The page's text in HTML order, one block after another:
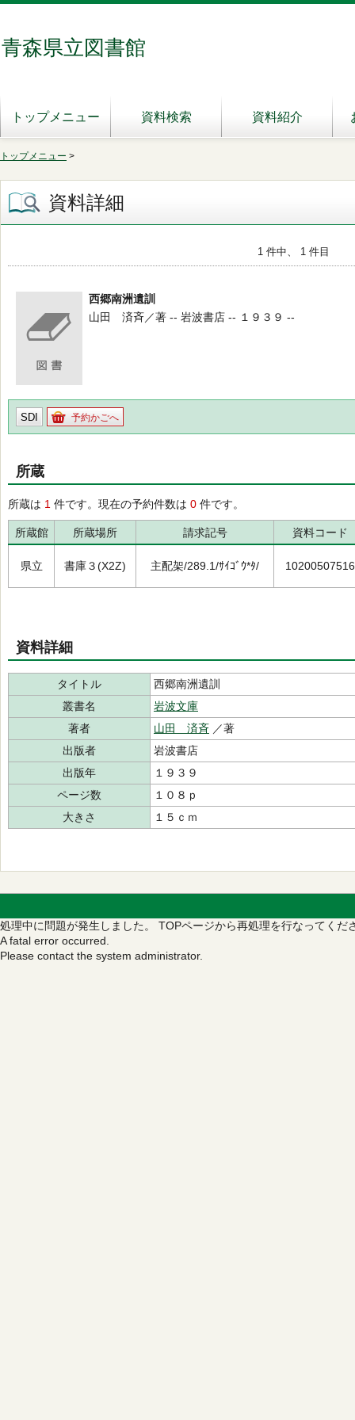
青森県立図書館
トップメニュー 資料検索 資料紹介
トップメニュー >
資料詳細
1 件中、 1 件目
西郷南洲遺訓
山田 済斉／著 -- 岩波書店 -- １９３９ --
SDI 予約かごへ
所蔵
所蔵は 1 件です。現在の予約件数は 0 件です。
所蔵館 所蔵場所 請求記号 資料コード
県立 書庫３(X2Z) 主配架/289.1/ｻｲｺﾞｳ*ﾀ/ 10200507516
資料詳細
タイトル
西郷南洲遺訓
叢書名
岩波文庫
著者
山田 済斉 ／著
出版者
岩波書店
出版年
１９３９
ページ数
１０８ｐ
大きさ
１５ｃｍ
処理中に問題が発生しました。 TOPページから再処理を行なってくだ
A fatal error occurred.
Please contact the system administrator.